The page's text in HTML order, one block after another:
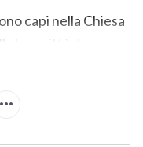
capi nella Chiesa
loro città dopo
li sta ricercando a
figlia Lingling va a
a dipendere